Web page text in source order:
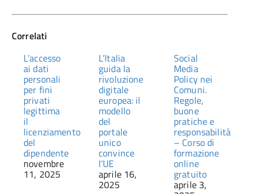
Correlati
L’accesso
ai dati
personali
per fini
privati
legittima
il
licenziamento
del
dipendente
novembre
11, 2025
L’Italia
guida la
rivoluzione
digitale
europea: il
modello
del
portale
unico
convince
l’UE
aprile 16,
2025
Social
Media
Policy nei
Comuni.
Regole,
buone
pratiche e
responsabilità
– Corso di
formazione
online
gratuito
aprile 3,